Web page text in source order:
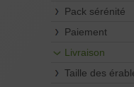
Pack sérénité
Paiement
Livraison
Taille des